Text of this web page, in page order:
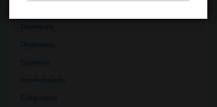
Dispensario
Dispositivos
Economía
Entretenimiento
Extracciones